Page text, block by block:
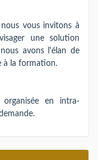
vous invitons à
une solution
avons l'élan de
à la formation.
en intra-